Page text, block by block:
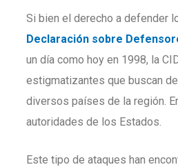
Si bien el derecho a defender
Declaración sobre
un día como hoy en 1998, la
estigmatizantes que buscan
diversos países de la región.
autoridades de los Estados.
Este tipo de ataques han